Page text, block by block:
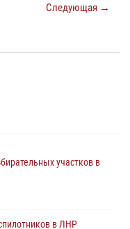
Следующая →
участков в
в ЛНР